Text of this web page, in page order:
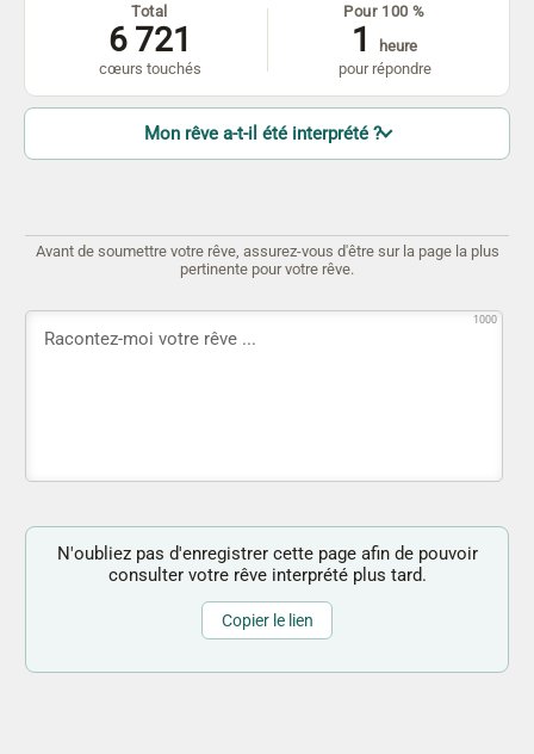
Total
6 721
cœurs touchés
Pour 100 %
1
heure
pour répondre
Mon rêve a-t-il été interprété ?
Avant de soumettre votre rêve, assurez-vous d'être sur la page la plus
pertinente pour votre rêve.
1000
N'oubliez pas d'enregistrer cette page afin de pouvoir
consulter votre rêve interprété plus tard.
Copier le lien